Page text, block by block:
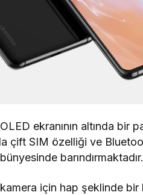
ekranının altında bir
çift SIM özelliği ve
barındırmaktadır.
kamera için hap şeklinde